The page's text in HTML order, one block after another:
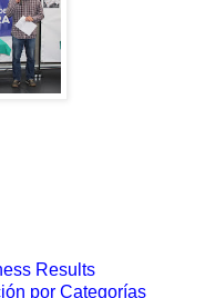
Results
por Categorías